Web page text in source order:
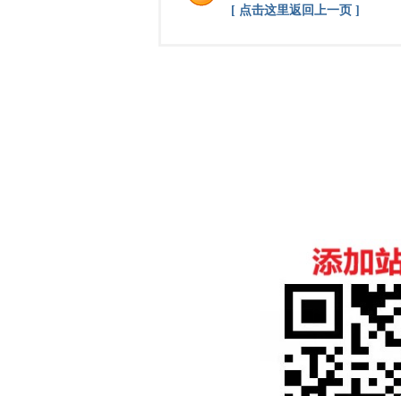
[ 点击这里返回上一页 ]